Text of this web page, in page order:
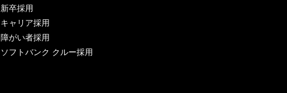
新卒採用
キャリア採用
障がい者採用
ソフトバンク クルー採用